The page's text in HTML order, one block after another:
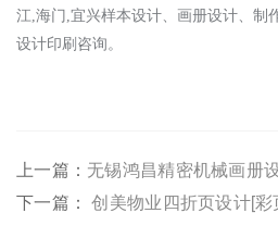
江,海门,宜兴样本设计、画册设计、制
设计印刷咨询。
上一篇： 无锡鸿昌精密机械画册
下一篇：创美物业四折页设计[